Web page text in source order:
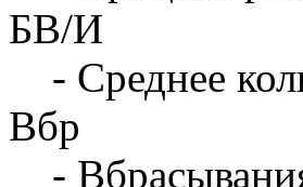
БВ/И
- Среднее
Вбр
-